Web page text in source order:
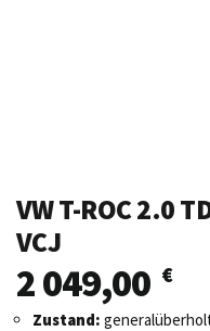
VW T-ROC 2.0
VCJ
2 049,00 €
Zustand: